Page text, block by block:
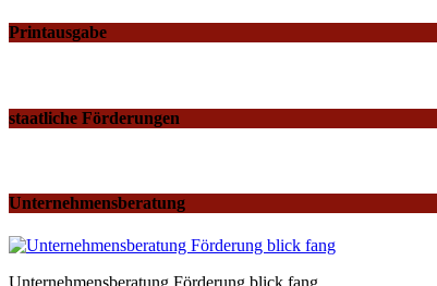
Printausgabe
staatliche Förderungen
Unternehmensberatung